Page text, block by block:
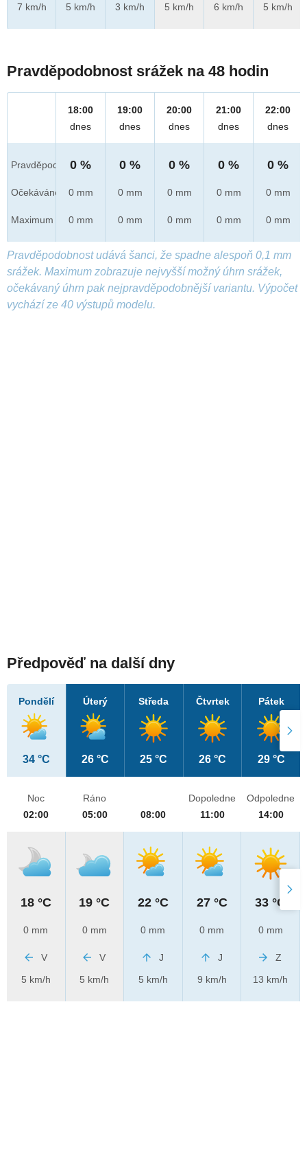
7 km/h
5 km/h
3 km/h
5 km/h
6 km/h
5 km/h
Pravděpodobnost srážek na 48 hodin
Pravděpod.
Očekáváno
Maximum
18:00
dnes
0 %
0 mm
0 mm
19:00
dnes
0 %
0 mm
0 mm
20:00
dnes
0 %
0 mm
0 mm
21:00
dnes
0 %
0 mm
0 mm
22:00
dnes
0 %
0 mm
0 mm
Pravděpodobnost udává šanci, že spadne alespoň 0,1 mm
srážek. Maximum zobrazuje nejvyšší možný úhrn srážek,
očekávaný úhrn pak nejpravděpodobnější variantu. Výpočet
vychází ze 40 výstupů modelu.
Předpověď na další dny
Pondělí
34 °C
Úterý
26 °C
Středa
25 °C
Čtvrtek
26 °C
Pátek
29 °C
Noc
02:00
18 °C
0 mm
V
5 km/h
Ráno
05:00
19 °C
0 mm
V
5 km/h
08:00
22 °C
0 mm
J
5 km/h
Dopoledne
11:00
27 °C
0 mm
J
9 km/h
Odpoledne
14:00
33 °C
0 mm
Z
13 km/h